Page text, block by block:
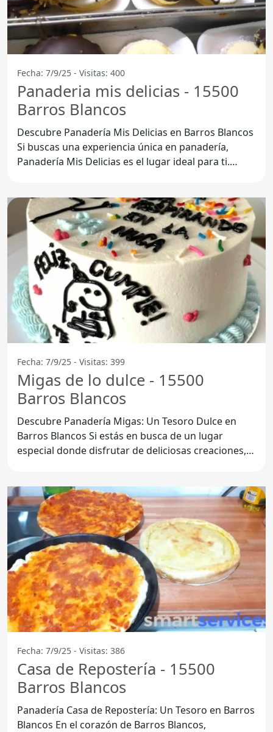
Fecha: 7/9/25 - Visitas: 400
Panaderia mis delicias - 15500
Barros Blancos
Descubre Panadería Mis Delicias en Barros Blancos
Si buscas una experiencia única en panadería,
Panadería Mis Delicias es el lugar ideal para ti.
Fecha: 7/9/25 - Visitas: 399
Migas de lo dulce - 15500
Barros Blancos
Descubre Panadería Migas: Un Tesoro Dulce en
Barros Blancos Si estás en busca de un lugar
especial donde disfrutar de deliciosas creaciones,
Fecha: 7/9/25 - Visitas: 386
Casa de Repostería - 15500
Barros Blancos
Panadería Casa de Repostería: Un Tesoro en Barros
Blancos En el corazón de Barros Blancos,